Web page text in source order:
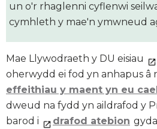
un o'r rhaglenni cyflenwi
cymhleth y mae'n ymwneud
Mae Llywodraeth y DU eisiau
oherwydd ei fod yn anhapus â
effeithiau y maent yn eu
dweud na fydd yn aildrafod y
barod i
drafod atebion